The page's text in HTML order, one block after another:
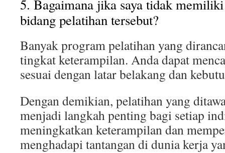
5. Bagaimana jika saya tidak
bidang pelatihan tersebut?
Banyak program pelatihan yang
tingkat keterampilan. Anda dapat
sesuai dengan latar belakang dan
Dengan demikian, pelatihan yang
menjadi langkah penting bagi setiap
meningkatkan keterampilan dan
menghadapi tantangan di dunia kerja